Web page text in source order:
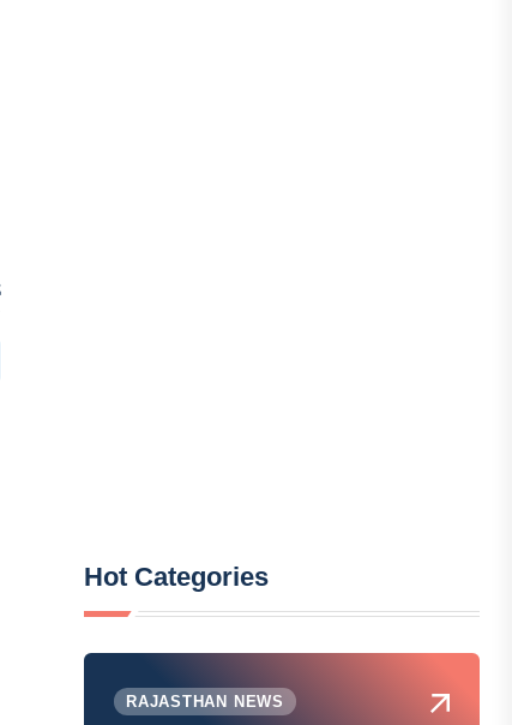
Hot Categories
RAJASTHAN NEWS